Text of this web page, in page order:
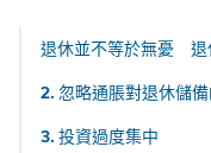
退休並不等於無憂 退
2. 忽略通脹對退休儲
3. 投資過度集中